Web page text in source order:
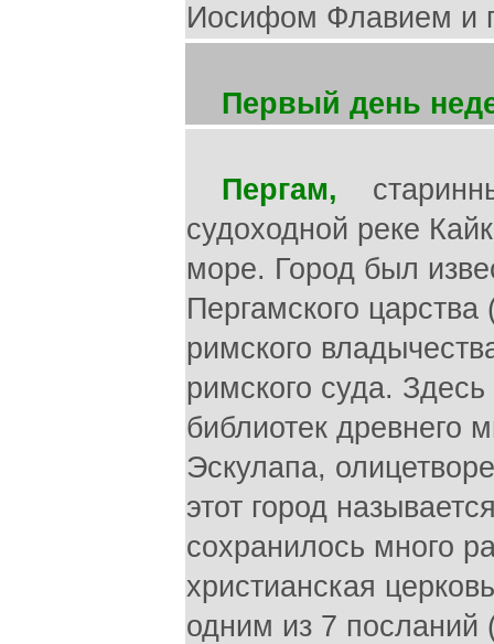
Иосифом Флавием и
Первый день
Пергам,
судоходной реке
море. Город был
Пергамского
римского
римского суда.
библиотек древнего
Эскулапа,
этот город
сохранилось много
христианская
одним из 7 посланий